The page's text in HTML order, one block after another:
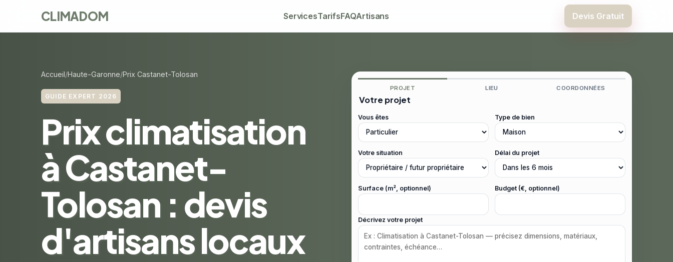
CLIMADOM ServicesTarifsFAQArtisans Devis Gratuit
Accueil Haute-Garonne Prix Castanet-Tolosan
GUIDE EXPERT 2026
Prix climatisation
à Castanet-
Tolosan : devis
d'artisans locaux
PROJET LIEU COORDONNÉES
Votre projet
Vous êtes Type de bien
Votre situation Délai du projet
Surface (m², optionnel) Budget (€, optionnel)
Décrivez votre projet